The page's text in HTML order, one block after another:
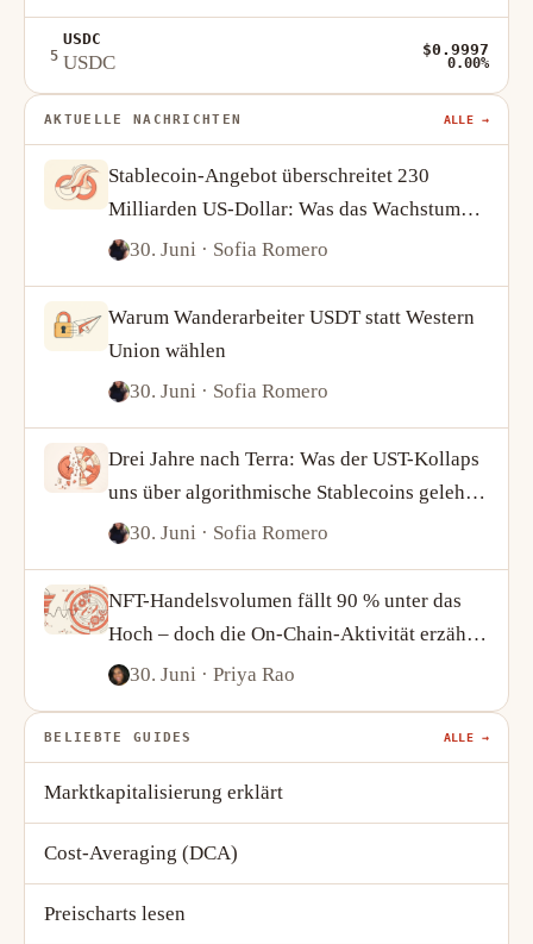
5
USDC
USDC
$0.9997
0.00%
AKTUELLE NACHRICHTEN ALLE →
Stablecoin-Angebot überschreitet 230
Milliarden US-Dollar: Was das Wachstum
von USDT und USDC über die Krypto-
30. Juni · Sofia Romero
Warum Wanderarbeiter USDT statt Western
Union wählen
30. Juni · Sofia Romero
Drei Jahre nach Terra: Was der UST-Kollaps
uns über algorithmische Stablecoins gelehrt
hat30. Juni · Sofia Romero
NFT-Handelsvolumen fällt 90 % unter das
Hoch – doch die On-Chain-Aktivität erzählt
eine kompliziertere Geschichte
30. Juni · Priya Rao
BELIEBTE GUIDES ALLE →
Marktkapitalisierung erklärt
Cost-Averaging (DCA)
Preischarts lesen